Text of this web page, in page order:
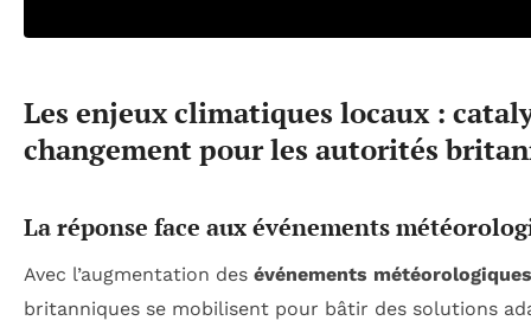
Les enjeux climatiques locaux :
changement pour les autorités
La réponse face aux événements
Avec l’augmentation des événements
britanniques se mobilisent pour bâtir des solutions